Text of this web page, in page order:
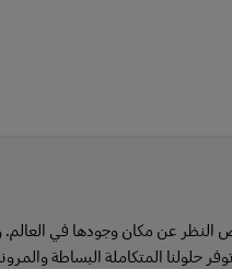
عن مكان وجودها في العالم.
حلولنا المتكاملة البساطة